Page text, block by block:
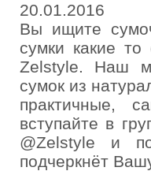
20.01.2016
Вы ищите
сумки какие
Zelstyle. Наш
сумок из
практичные,
вступайте в
@Zelstyle и
подчеркнёт